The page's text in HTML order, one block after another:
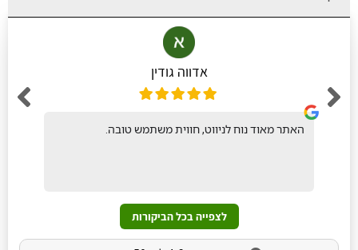
אדווה גודין
האתר מאוד נוח לניווט, חווית משתמש טובה.
לצפייה בכל הביקורות